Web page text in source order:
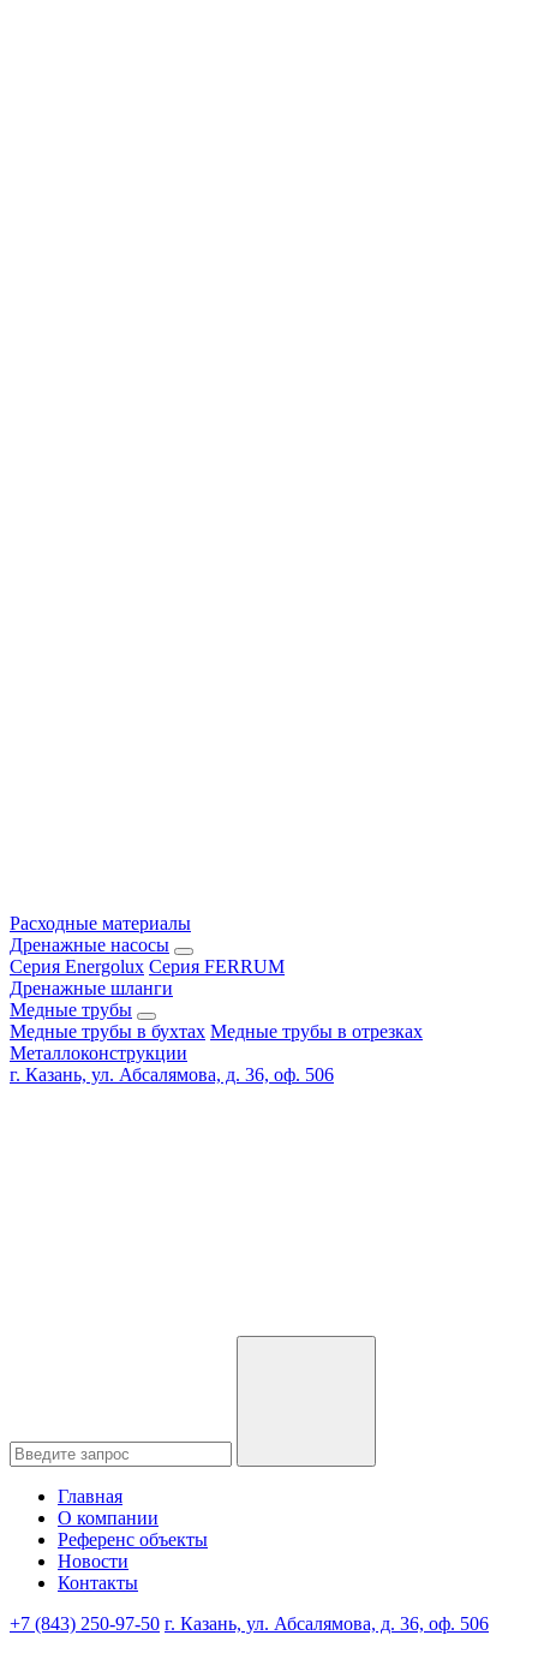
Расходные материалы
Дренажные насосы
Серия Energolux Серия FERRUM
Дренажные шланги
Медные трубы
Медные трубы в бухтах Медные трубы в отрезках
Металлоконструкции
г. Казань, ул. Абсалямова, д. 36, оф. 506
Главная
О компании
Референс объекты
Новости
Контакты
+7 (843) 250-97-50 г. Казань, ул. Абсалямова, д. 36, оф. 506